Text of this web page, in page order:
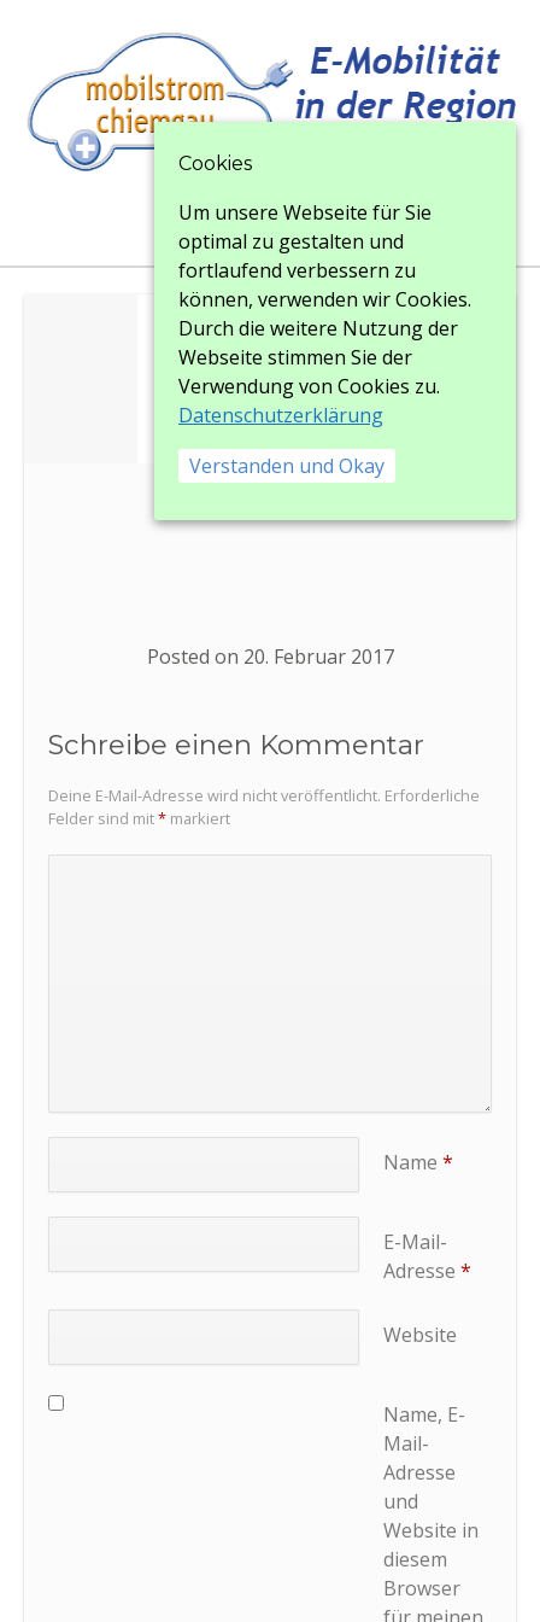
Menu
logo_landmobile
Posted on 20. Februar 2017
Schreibe einen Kommentar
Deine E-Mail-Adresse wird nicht veröffentlicht. Erforderliche
Felder sind mit* markiert
Name *
E-Mail-
Adresse *
Website
Name, E-
Mail-
Adresse
und
Website in
diesem
Browser
Cookies
Um unsere Webseite für Sie
optimal zu gestalten und
fortlaufend verbessern zu
können, verwenden wir Cookies.
Durch die weitere Nutzung der
Webseite stimmen Sie der
Verwendung von Cookies zu.
Datenschutzerklärung
Verstanden und Okay